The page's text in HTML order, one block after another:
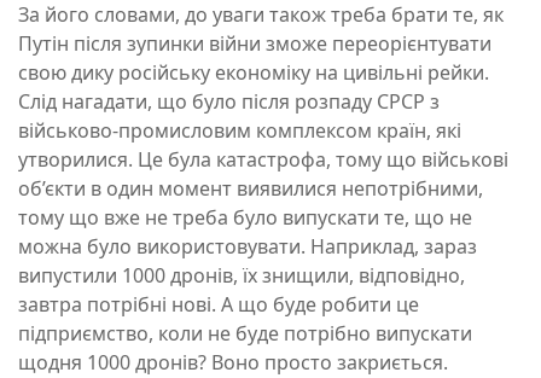
За його словами, до уваги також треба брати те, як
Путін після зупинки війни зможе переорієнтувати
свою дику російську економіку на цивільні рейки.
Слід нагадати, що було після розпаду СРСР з
військово-промисловим комплексом країн, які
утворилися. Це була катастрофа, тому що військові
об’єкти в один момент виявилися непотрібними,
тому що вже не треба було випускати те, що не
можна було використовувати. Наприклад, зараз
випустили 1000 дронів, їх знищили, відповідно,
завтра потрібні нові. А що буде робити це
підприємство, коли не буде потрібно випускати
щодня 1000 дронів? Воно просто закриється.